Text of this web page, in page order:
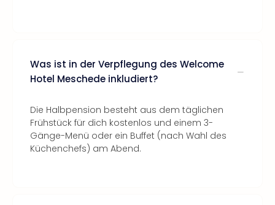
Was ist in der Verpflegung des Welcome
Hotel Meschede inkludiert?
Die Halbpension besteht aus dem täglichen
Frühstück für dich kostenlos und einem 3-
Gänge-Menü oder ein Buffet (nach Wahl des
Küchenchefs) am Abend.